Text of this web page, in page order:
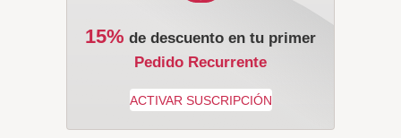
15% de descuento en tu primer
Pedido Recurrente